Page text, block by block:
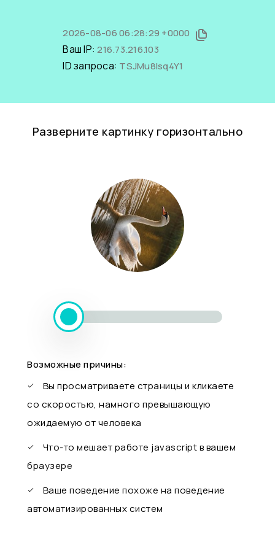
2026-08-06 06:28:29 +0000
Ваш IP:216.73.216.103
ID запроса: TSJMu8lsq4Y1
Разверните картинку горизонтально
Возможные причины:
Вы просматриваете страницы и кликаете
со скоростью, намного превышающую
ожидаемую от человека
Что-то мешает работе javascript в вашем
браузере
Ваше поведение похоже на поведение
автоматизированных систем